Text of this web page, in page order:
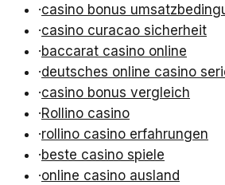
·casino bonus
·casino curacao sicherheit
·baccarat casino online
·deutsches online casino
·casino bonus vergleich
·Rollino casino
·rollino casino erfahrungen
·beste casino spiele
·online casino ausland